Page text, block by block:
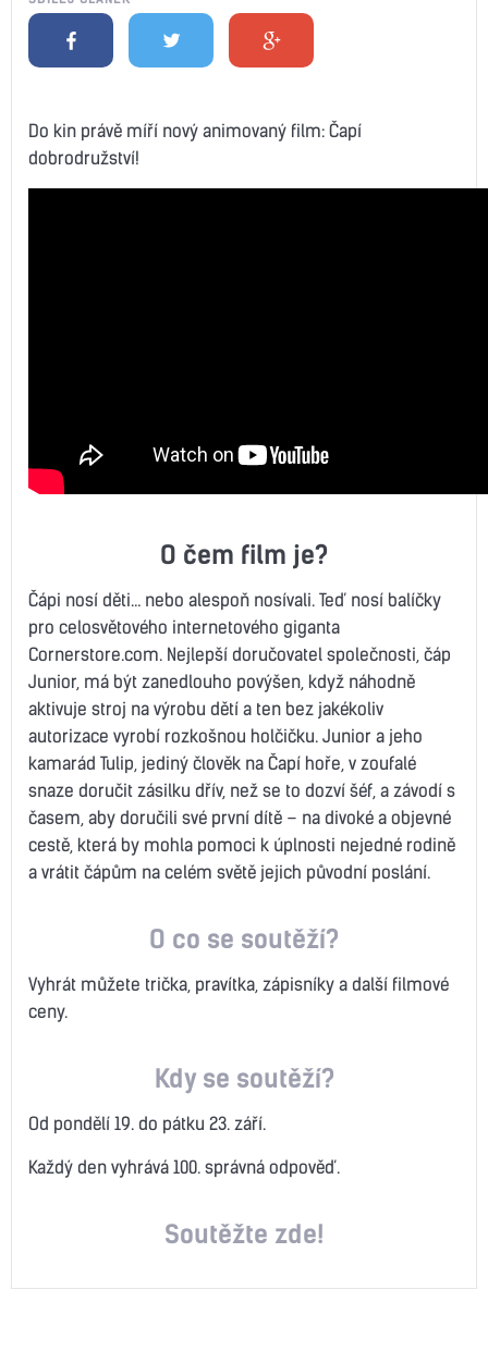
Do kin právě míří nový animovaný film: Čapí
dobrodružství!
O čem film je?
Čápi nosí děti… nebo alespoň nosívali. Teď nosí balíčky
pro celosvětového internetového giganta
Cornerstore.com. Nejlepší doručovatel společnosti, čáp
Junior, má být zanedlouho povýšen, když náhodně
aktivuje stroj na výrobu dětí a ten bez jakékoliv
autorizace vyrobí rozkošnou holčičku. Junior a jeho
kamarád Tulip, jediný člověk na Čapí hoře, v zoufalé
snaze doručit zásilku dřív, než se to dozví šéf, a závodí s
časem, aby doručili své první dítě – na divoké a objevné
cestě, která by mohla pomoci k úplnosti nejedné rodině
a vrátit čápům na celém světě jejich původní poslání.
O co se soutěží?
Vyhrát můžete trička, pravítka, zápisníky a další filmové
ceny.
Kdy se soutěží?
Od pondělí 19. do pátku 23. září.
Každý den vyhrává 100. správná odpověď.
Soutěžte zde!